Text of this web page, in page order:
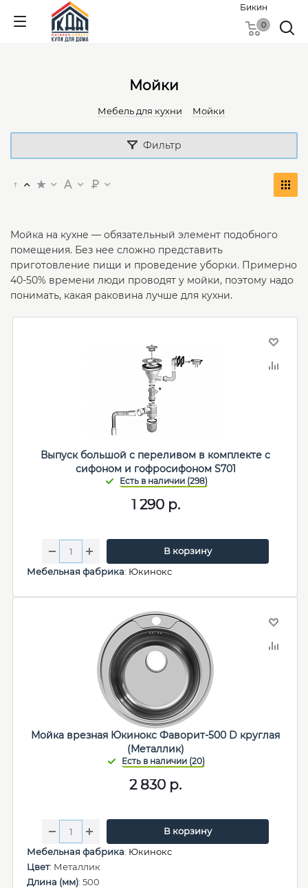
Бикин
0
Мойки
Мебель для кухни Мойки
Фильтр
Мойка на кухне — обязательный элемент подобного
помещения. Без нее сложно представить
приготовление пищи и проведение уборки. Примерно
40-50% времени люди проводят у мойки, поэтому надо
понимать, какая раковина лучше для кухни.
Выпуск большой с переливом в комплекте с
сифоном и гофросифоном S701
1 290р.
В корзину
Мебельная фабрика: Юкинокс
Мойка врезная Юкинокс Фаворит-500 D круглая
(Металлик)
2 830 р.
В корзину
Мебельная фабрика: Юкинокс
Цвет: Металлик
Длина (мм): 500